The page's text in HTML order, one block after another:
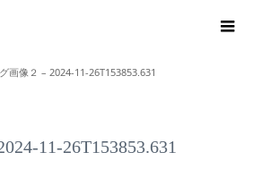
画像２ – 2024-11-26T153853.631
11-26T153853.631